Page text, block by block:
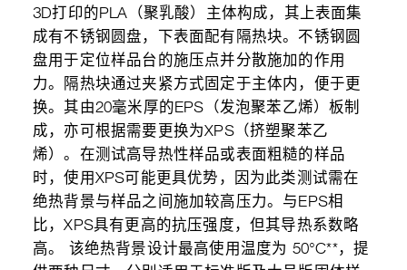
3D打印的PLA（聚乳酸）主体构成，其上表面集
成有不锈钢圆盘，下表面配有隔热块。不锈钢圆
盘用于定位样品台的施压点并分散施加的作用
力。隔热块通过夹紧方式固定于主体内，便于更
换。其由20毫米厚的EPS（发泡聚苯乙烯）板制
成，亦可根据需要更换为XPS（挤塑聚苯乙
烯）。在测试高导热性样品或表面粗糙的样品
时，使用XPS可能更具优势，因为此类测试需在
绝热背景与样品之间施加较高压力。与EPS相
比，XPS具有更高的抗压强度，但其导热系数略
高。 该绝热背景设计最高使用温度为 50°C**，提